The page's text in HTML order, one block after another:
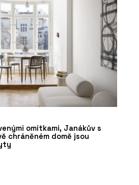
omítkami, Janákův s
chráněném domě jsou